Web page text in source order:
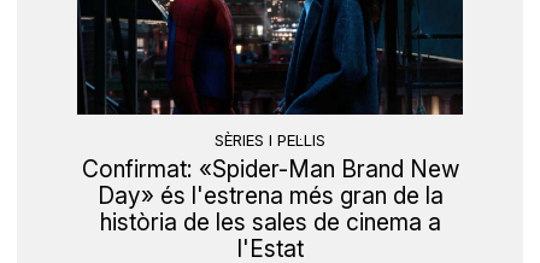
SÈRIES I PEL·LIS
Confirmat: «Spider-Man Brand New
Day» és l'estrena més gran de la
història de les sales de cinema a
l'Estat